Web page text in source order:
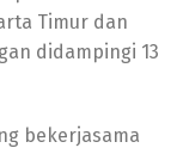
Timur dan
didampingi 13
bekerjasama